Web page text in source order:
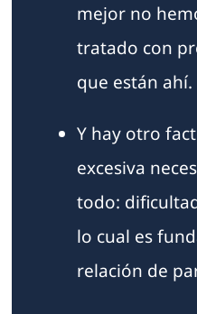
mejor no
tratado con
que están ahí.
Y hay otro
excesiva
todo:
lo cual es
relación de